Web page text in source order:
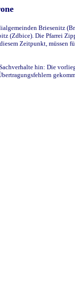
Briesenitz
(Zdbice). Die Pfarrei
Zeitpunkt, müssen
hin: Die